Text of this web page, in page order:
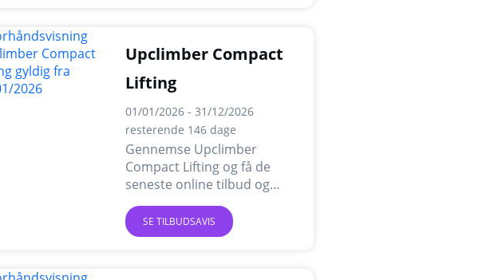
Upclimber Compact
Lifting
01/01/2026 - 31/12/2026
resterende 146 dage
Gennemse Upclimber
Compact Lifting og få de
seneste online tilbud og
kampagner.
SE TILBUDSAVIS